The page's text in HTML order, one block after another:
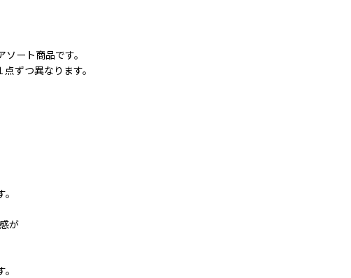
ート商品です。
ずつ異なります。
が